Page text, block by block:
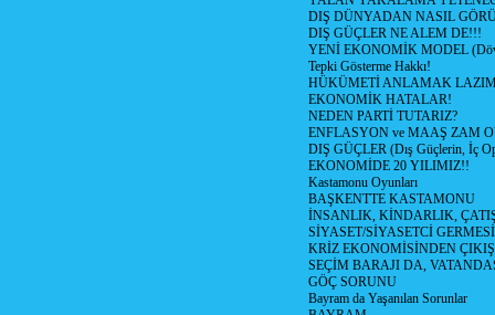
DIŞ DÜNYADAN NASIL
DIŞ GÜÇLER NE ALEM DE!!!
YENİ EKONOMİK MODEL
Tepki Gösterme Hakkı!
HÜKÜMETİ ANLAMAK
EKONOMİK HATALAR!
NEDEN PARTİ TUTARIZ?
ENFLASYON ve MAAŞ ZAM
DIŞ GÜÇLER (Dış Güçlerin, İç
EKONOMİDE 20 YILIMIZ!!
Kastamonu Oyunları
BAŞKENTTE KASTAMONU
İNSANLIK, KİNDARLIK,
SİYASET/SİYASETCİ
KRİZ EKONOMİSİNDEN ÇIKIŞ
SEÇİM BARAJI DA,
GÖÇ SORUNU
Bayram da Yaşanılan Sorunlar